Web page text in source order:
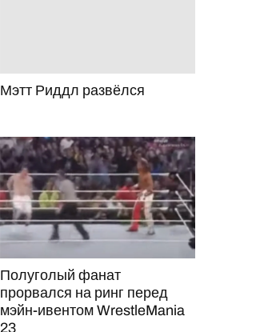
Мэтт Риддл развёлся
Полуголый фанат
прорвался на ринг перед
мэйн-ивентом WrestleMania
23